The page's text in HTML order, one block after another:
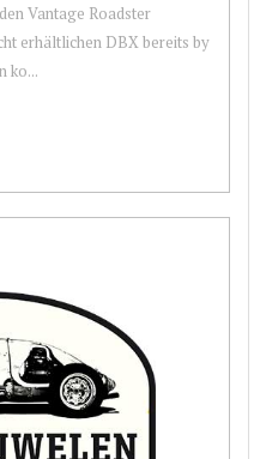
Vantage Roadster
erhältlichen DBX bereits by
ko...